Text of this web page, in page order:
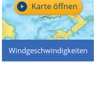
Windgeschwindigkeiten
Karte öffnen